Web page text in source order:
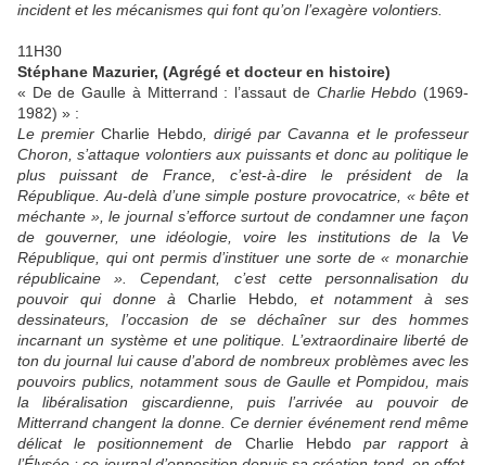
incident et les mécanismes qui font qu’on l’exagère volontiers.
11H30
Stéphane Mazurier, (Agrégé et docteur en histoire)
« De de Gaulle à Mitterrand : l’assaut de Charlie Hebdo (1969-
1982) » :
Le premier Charlie Hebdo, dirigé par Cavanna et le professeur
Choron, s’attaque volontiers aux puissants et donc au politique le
plus puissant de France, c’est-à-dire le président de la
République. Au-delà d’une simple posture provocatrice, « bête et
méchante », le journal s’efforce surtout de condamner une façon
de gouverner, une idéologie, voire les institutions de la Ve
République, qui ont permis d’instituer une sorte de « monarchie
républicaine ». Cependant, c’est cette personnalisation du
pouvoir qui donne à
Charlie Hebdo, et notamment à ses
dessinateurs, l’occasion de se déchaîner sur des hommes
incarnant un système et une politique. L’extraordinaire liberté de
ton du journal lui cause d’abord de nombreux problèmes avec les
pouvoirs publics, notamment sous de Gaulle et Pompidou, mais
la libéralisation giscardienne, puis l’arrivée au pouvoir de
Mitterrand changent la donne. Ce dernier événement rend même
délicat le positionnement de
Charlie Hebdo
par rapport à